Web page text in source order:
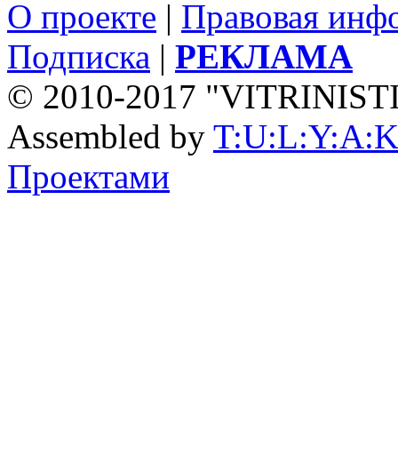
О проекте | Правовая
Подписка | РЕКЛАМА
© 2010-2017
Assembled by
Проектами